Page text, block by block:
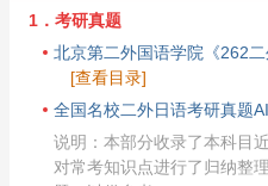
1．考研真题
北京第二外国语学院《262
[查看目录]
全国名校二外日语考研真题
说明：本部分收录了本科目
对常考知识点进行了归纳整